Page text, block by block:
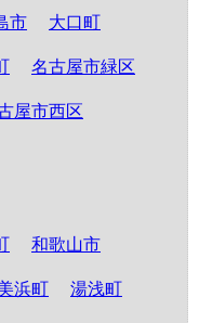
市 大口町
名古屋市緑区
屋市西区
和歌山市
浜町 湯浅町